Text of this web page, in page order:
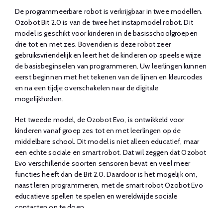
De programmeerbare robot is verkrijgbaar in twee modellen.
Ozobot Bit 2.0 is van de twee het instapmodel robot. Dit
model is geschikt voor kinderen in de basisschoolgroepen
drie tot en met zes. Bovendien is deze robot zeer
gebruiksvriendelijk en leert het de kinderen op speelse wijze
de basisbeginselen van programmeren. Uw leerlingen kunnen
eerst beginnen met het tekenen van de lijnen en kleurcodes
en na een tijdje overschakelen naar de digitale
mogelijkheden.
Het tweede model, de Ozobot Evo, is ontwikkeld voor
kinderen vanaf groep zes tot en met leerlingen op de
middelbare school. Dit model is niet alleen educatief, maar
een echte sociale en smart robot. Dat wil zeggen dat Ozobot
Evo verschillende soorten sensoren bevat en veel meer
functies heeft dan de Bit 2.0. Daardoor is het mogelijk om,
naast leren programmeren, met de smart robot Ozobot Evo
educatieve spellen te spelen en wereldwijde sociale